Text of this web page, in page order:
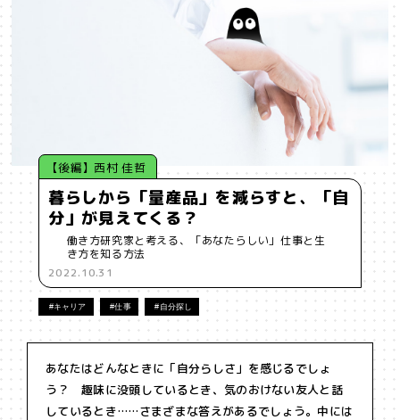
【後編】西村 佳哲
暮らしから「量産品」を減らすと、「自
分」が見えてくる？
働き方研究家と考える、「あなたらしい」仕事と生
き方を知る方法
2022.10.31
#キャリア #仕事 #自分探し
あなたはどんなときに「自分らしさ」を感じるでしょ
う？ 趣味に没頭しているとき、気のおけない友人と話
しているとき……さまざまな答えがあるでしょう。中には